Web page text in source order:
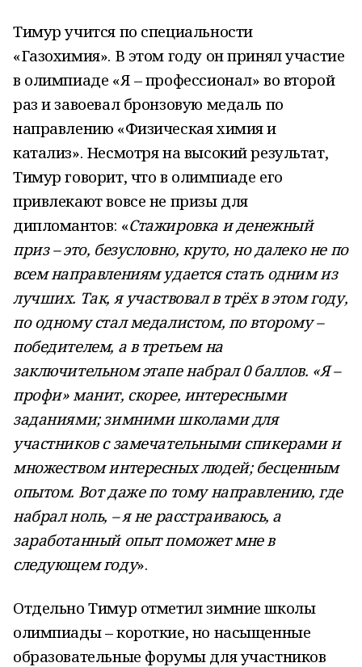
Тимур учится по специальности
«Газохимия». В этом году он принял участие
в олимпиаде «Я – профессионал» во второй
раз и завоевал бронзовую медаль по
направлению «Физическая химия и
катализ». Несмотря на высокий результат,
Тимур говорит, что в олимпиаде его
привлекают вовсе не призы для
дипломантов: «Стажировка и денежный
приз – это, безусловно, круто, но далеко не по
всем направлениям удается стать одним из
лучших. Так, я участвовал в трёх в этом году,
по одному стал медалистом, по второму –
победителем, а в третьем на
заключительном этапе набрал 0 баллов. «Я –
профи» манит, скорее, интересными
заданиями; зимними школами для
участников с замечательными спикерами и
множеством интересных людей; бесценным
опытом. Вот даже по тому направлению, где
набрал ноль, – я не расстраиваюсь, а
заработанный опыт поможет мне в
следующем году».
Отдельно Тимур отметил зимние школы
олимпиады – короткие, но насыщенные
образовательные форумы для участников